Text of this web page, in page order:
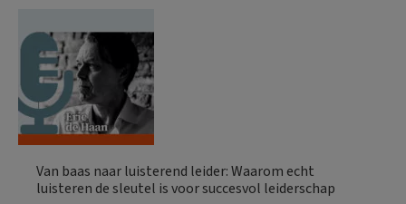
Van baas naar luisterend leider: Waarom echt
luisteren de sleutel is voor succesvol leiderschap